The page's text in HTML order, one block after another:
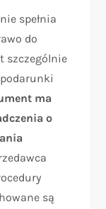
spełnia
do
szczególnie
ma
o
są